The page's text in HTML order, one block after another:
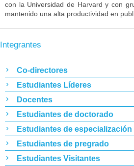
con la Universidad de Harvard y con
mantenido una alta productividad en
Integrantes
Co-directores
Estudiantes Líderes
Docentes
Estudiantes de doctorado
Estudiantes de especialización
Estudiantes de pregrado
Estudiantes Visitantes